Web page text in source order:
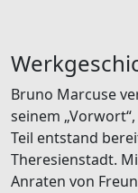
Bruno Marcuse
seinem
Teil entstand
Theresienstadt.
Anraten von